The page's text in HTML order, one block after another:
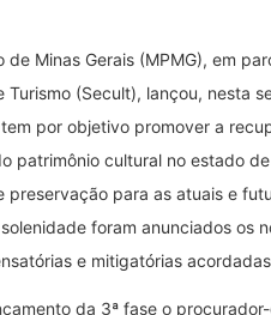
de Minas Gerais (MPMG), em
Turismo (Secult), lançou, nesta
tem por objetivo promover a
patrimônio cultural no estado
preservação para as atuais e
foram anunciados os
e mitigatórias
da 3ª fase o